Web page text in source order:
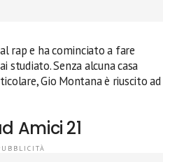
rap e ha cominciato a fare
studiato. Senza alcuna casa
Gio Montana è riuscito ad
Amici 21